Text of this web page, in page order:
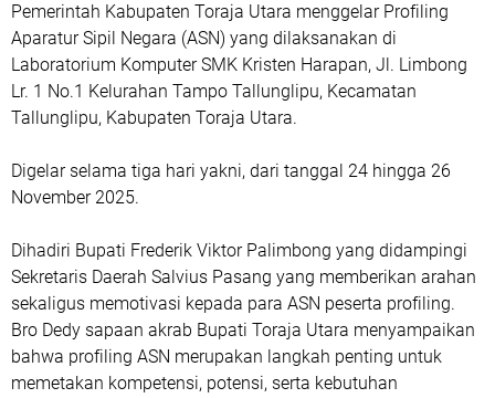
Pemerintah Kabupaten Toraja Utara menggelar Profiling
Aparatur Sipil Negara (ASN) yang dilaksanakan di
Laboratorium Komputer SMK Kristen Harapan, Jl. Limbong
Lr. 1 No.1 Kelurahan Tampo Tallunglipu, Kecamatan
Tallunglipu, Kabupaten Toraja Utara.
Digelar selama tiga hari yakni, dari tanggal 24 hingga 26
November 2025.
Dihadiri Bupati Frederik Viktor Palimbong yang didampingi
Sekretaris Daerah Salvius Pasang yang memberikan arahan
sekaligus memotivasi kepada para ASN peserta profiling.
Bro Dedy sapaan akrab Bupati Toraja Utara menyampaikan
bahwa profiling ASN merupakan langkah penting untuk
memetakan kompetensi, potensi, serta kebutuhan